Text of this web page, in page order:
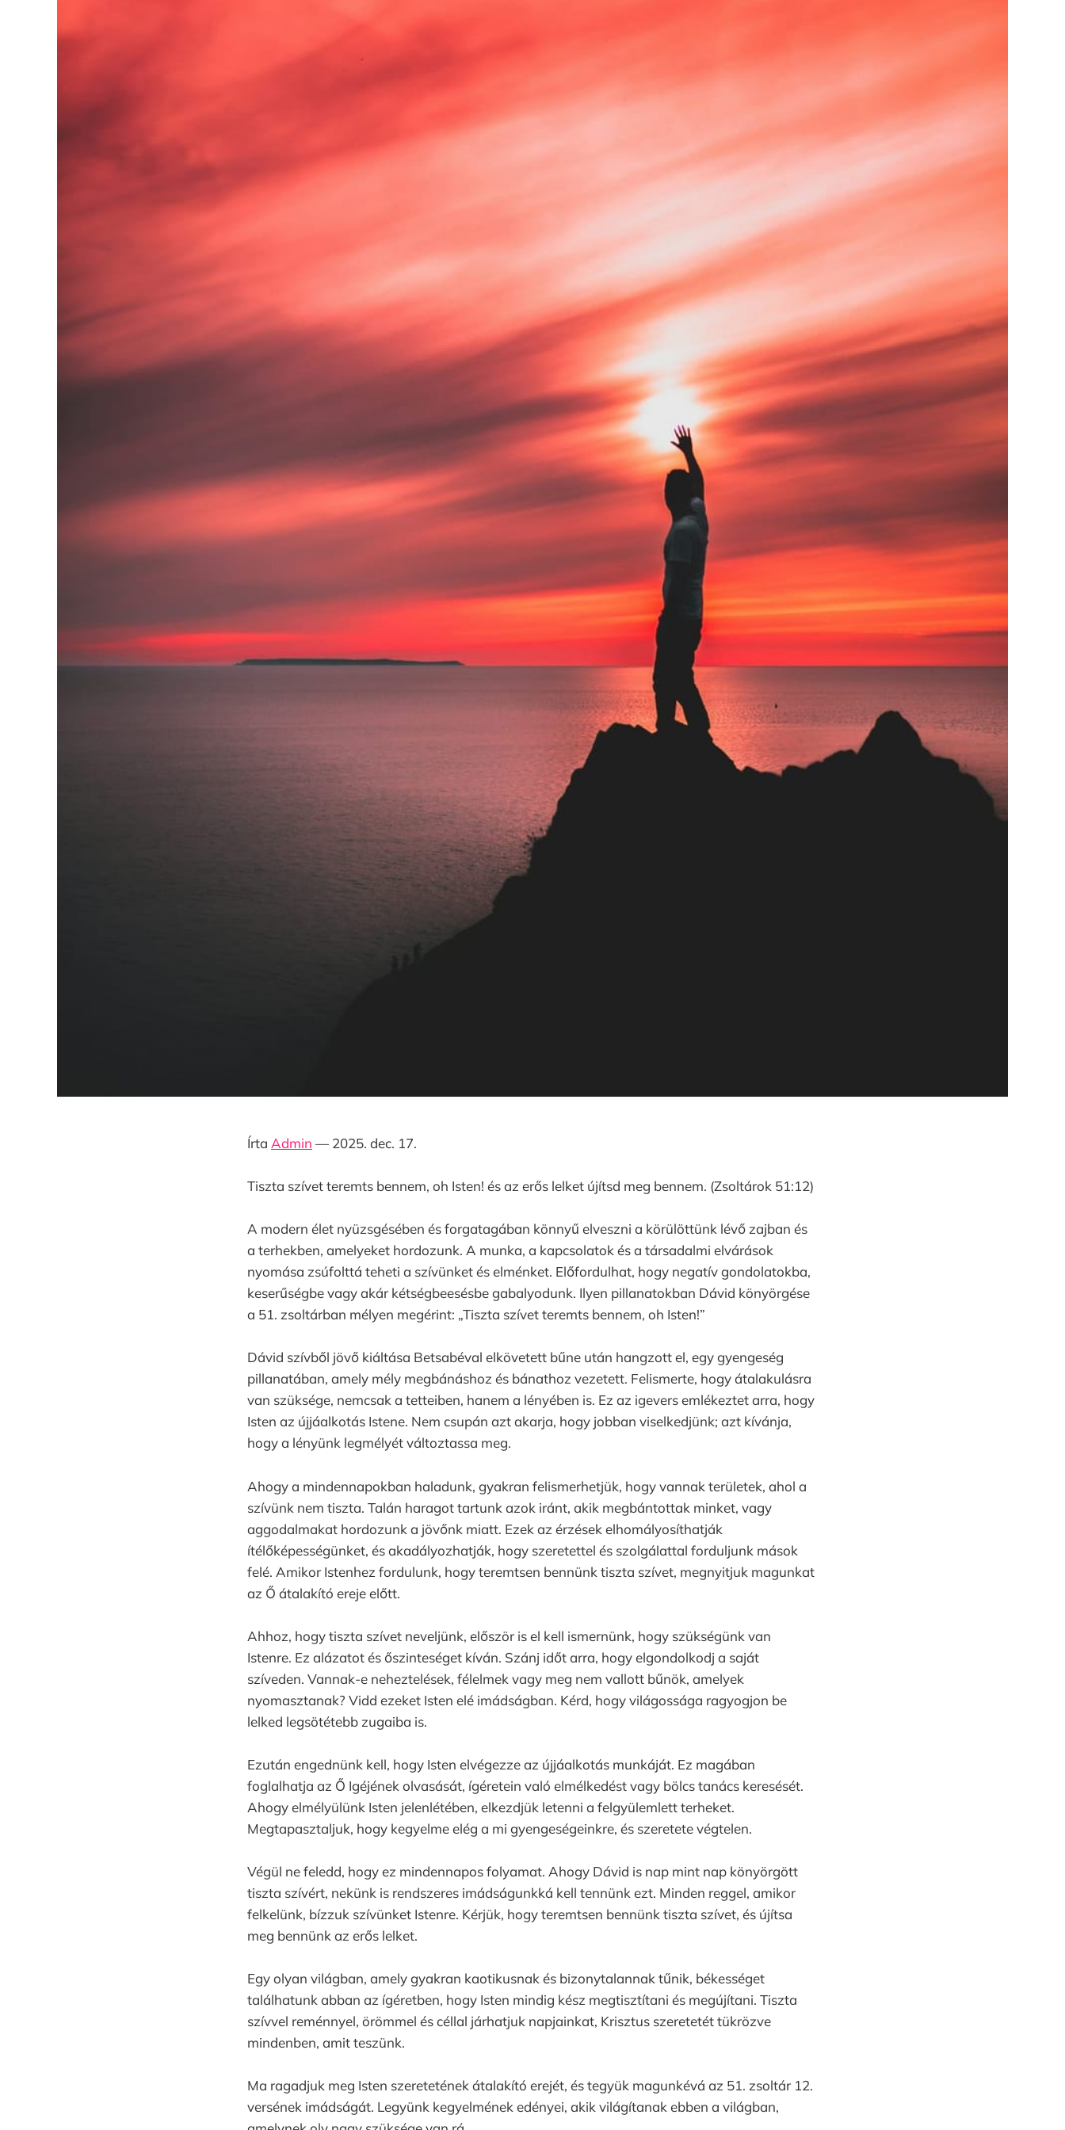
Írta Admin — 2025. dec. 17.
Tiszta szívet teremts bennem, oh Isten! és az erős lelket újítsd meg bennem. (Zsoltárok 51:12)
A modern élet nyüzsgésében és forgatagában könnyű elveszni a körülöttünk lévő zajban és
a terhekben, amelyeket hordozunk. A munka, a kapcsolatok és a társadalmi elvárások
nyomása zsúfolttá teheti a szívünket és elménket. Előfordulhat, hogy negatív gondolatokba,
keserűségbe vagy akár kétségbeesésbe gabalyodunk. Ilyen pillanatokban Dávid könyörgése
a 51. zsoltárban mélyen megérint: „Tiszta szívet teremts bennem, oh Isten!”
Dávid szívből jövő kiáltása Betsabéval elkövetett bűne után hangzott el, egy gyengeség
pillanatában, amely mély megbánáshoz és bánathoz vezetett. Felismerte, hogy átalakulásra
van szüksége, nemcsak a tetteiben, hanem a lényében is. Ez az igevers emlékeztet arra, hogy
Isten az újjáalkotás Istene. Nem csupán azt akarja, hogy jobban viselkedjünk; azt kívánja,
hogy a lényünk legmélyét változtassa meg.
Ahogy a mindennapokban haladunk, gyakran felismerhetjük, hogy vannak területek, ahol a
szívünk nem tiszta. Talán haragot tartunk azok iránt, akik megbántottak minket, vagy
aggodalmakat hordozunk a jövőnk miatt. Ezek az érzések elhomályosíthatják
ítélőképességünket, és akadályozhatják, hogy szeretettel és szolgálattal forduljunk mások
felé. Amikor Istenhez fordulunk, hogy teremtsen bennünk tiszta szívet, megnyitjuk magunkat
az Ő átalakító ereje előtt.
Ahhoz, hogy tiszta szívet neveljünk, először is el kell ismernünk, hogy szükségünk van
Istenre. Ez alázatot és őszinteséget kíván. Szánj időt arra, hogy elgondolkodj a saját
szíveden. Vannak-e neheztelések, félelmek vagy meg nem vallott bűnök, amelyek
nyomasztanak? Vidd ezeket Isten elé imádságban. Kérd, hogy világossága ragyogjon be
lelked legsötétebb zugaiba is.
Ezután engednünk kell, hogy Isten elvégezze az újjáalkotás munkáját. Ez magában
foglalhatja az Ő Igéjének olvasását, ígéretein való elmélkedést vagy bölcs tanács keresését.
Ahogy elmélyülünk Isten jelenlétében, elkezdjük letenni a felgyülemlett terheket.
Megtapasztaljuk, hogy kegyelme elég a mi gyengeségeinkre, és szeretete végtelen.
Végül ne feledd, hogy ez mindennapos folyamat. Ahogy Dávid is nap mint nap könyörgött
tiszta szívért, nekünk is rendszeres imádságunkká kell tennünk ezt. Minden reggel, amikor
felkelünk, bízzuk szívünket Istenre. Kérjük, hogy teremtsen bennünk tiszta szívet, és újítsa
meg bennünk az erős lelket.
Egy olyan világban, amely gyakran kaotikusnak és bizonytalannak tűnik, békességet
találhatunk abban az ígéretben, hogy Isten mindig kész megtisztítani és megújítani. Tiszta
szívvel reménnyel, örömmel és céllal járhatjuk napjainkat, Krisztus szeretetét tükrözve
mindenben, amit teszünk.
Ma ragadjuk meg Isten szeretetének átalakító erejét, és tegyük magunkévá az 51. zsoltár 12.
versének imádságát. Legyünk kegyelmének edényei, akik világítanak ebben a világban,